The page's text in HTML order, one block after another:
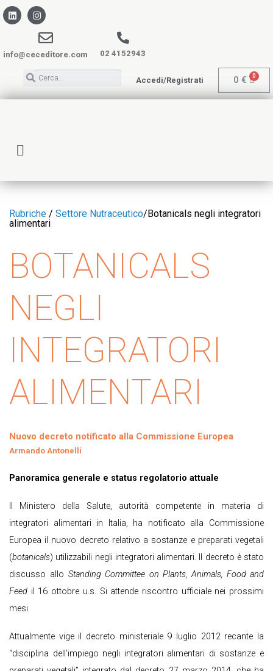
info@ceceditore.com 02 4152943
Accedi/Registrati 0 €
Rubriche / Settore Nutraceutico/Botanicals negli integratori
alimentari
BOTANICALS
NEGLI
INTEGRATORI
ALIMENTARI
Nuovo decreto notificato alla Commissione Europea
Armando Antonelli
Panoramica generale e status regolatorio attuale
Il Ministero della Salute, autorità competente in materia di
integratori alimentari in Italia, ha notificato alla Commissione
Europea il nuovo decreto relativo a sostanze e preparati vegetali
(botanicals) utilizzabili negli integratori alimentari. Il decreto è stato
discusso alloStanding Committee on Plants, Animals, Food and
Feed il 16 ottobre u.s. Si attende riscontro ufficiale nei prossimi
mesi.
Attualmente vige il decreto ministeriale 9 luglio 2012 recante la
“disciplina dell’impiego negli integratori alimentari di sostanze e